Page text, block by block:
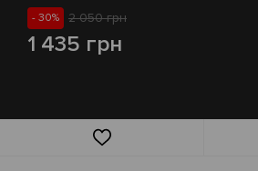
- 30% 2 050 грн
1 435 грн